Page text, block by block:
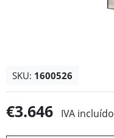
SKU: 1600526
€3.646 IVA incluído